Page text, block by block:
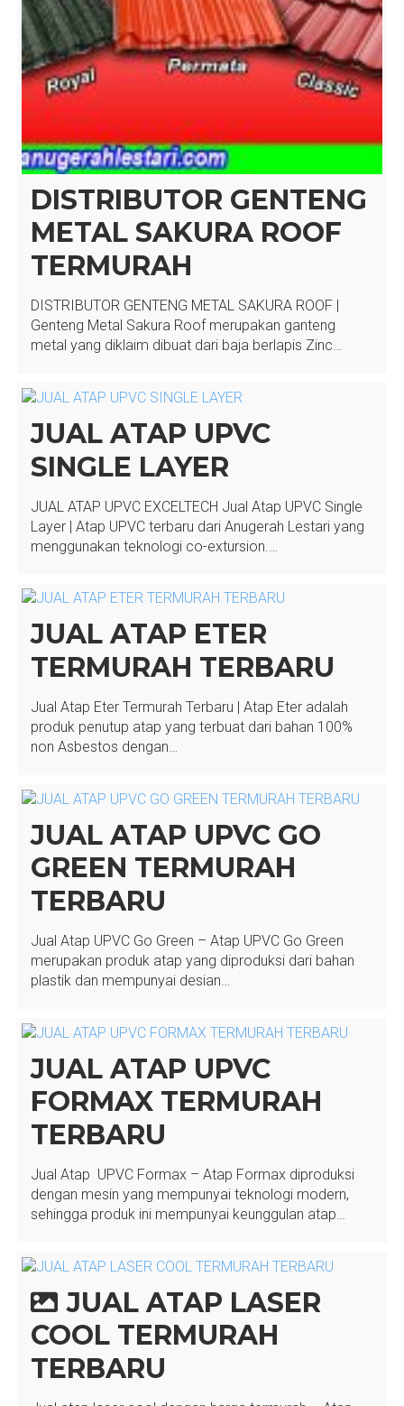
DISTRIBUTOR GENTENG
METAL SAKURA ROOF
TERMURAH
DISTRIBUTOR GENTENG METAL SAKURA ROOF |
Genteng Metal Sakura Roof merupakan ganteng
metal yang diklaim dibuat dari baja berlapis Zinc…
JUAL ATAP UPVC
SINGLE LAYER
JUAL ATAP UPVC EXCELTECH Jual Atap UPVC Single
Layer | Atap UPVC terbaru dari Anugerah Lestari yang
menggunakan teknologi co-extursion.…
JUAL ATAP ETER
TERMURAH TERBARU
Jual Atap Eter Termurah Terbaru | Atap Eter adalah
produk penutup atap yang terbuat dari bahan 100%
non Asbestos dengan…
JUAL ATAP UPVC GO
GREEN TERMURAH
TERBARU
Jual Atap UPVC Go Green – Atap UPVC Go Green
merupakan produk atap yang diproduksi dari bahan
plastik dan mempunyai desian…
JUAL ATAP UPVC
FORMAX TERMURAH
TERBARU
Jual Atap UPVC Formax – Atap Formax diproduksi
dengan mesin yang mempunyai teknologi modern,
sehingga produk ini mempunyai keunggulan atap…
JUAL ATAP LASER
COOL TERMURAH
TERBARU